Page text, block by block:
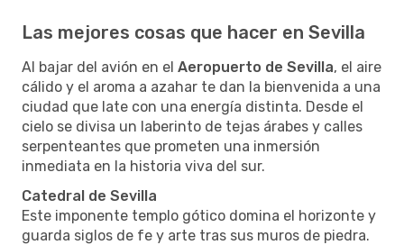
Las mejores cosas que hacer en Sevilla
Al bajar del avión en el Aeropuerto de Sevilla, el aire
cálido y el aroma a azahar te dan la bienvenida a una
ciudad que late con una energía distinta. Desde el
cielo se divisa un laberinto de tejas árabes y calles
serpenteantes que prometen una inmersión
inmediata en la historia viva del sur.
Catedral de Sevilla
Este imponente templo gótico domina el horizonte y
guarda siglos de fe y arte tras sus muros de piedra.